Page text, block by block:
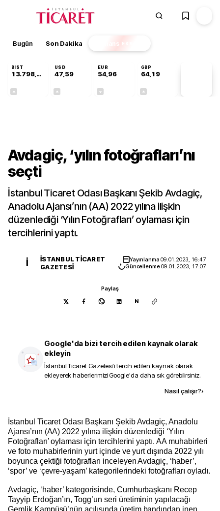
Bugün Son Dakika Finans EKSTRA
BIST
13.798,82
USD
47,59
EUR
54,96
GBP
64,19
Avdagiç, ‘yılın fotoğrafları’nı
seçti
İstanbul Ticaret Odası Başkanı Şekib Avdagiç,
Anadolu Ajansı’nın (AA) 2022 yılına ilişkin
düzenlediği ‘Yılın Fotoğrafları’ oylaması için
tercihlerini yaptı.
İ
İSTANBUL TICARET
GAZETESI
Yayınlanma09.01.2023, 16:47
Güncellenme09.01.2023, 17:07
Paylaş
N
Google'da bizi tercih edilen kaynak olarak
ekleyin
İstanbul Ticaret Gazetesi'i tercih edilen kaynak olarak
ekleyerek haberlerimizi Google'da daha sık görebilirsiniz.
Nasıl çalışır?›
Ajansı’nın (AA) 2022 yılına ilişkin düzenlediği ‘Yılın
Fotoğrafları’ oylaması için tercihlerini yaptı. AA muhabirleri
ve foto muhabirlerinin yurt içinde ve yurt dışında 2022 yılı
boyunca çektiği fotoğrafları inceleyen Avdagiç, ‘haber’,
‘spor’ ve ‘çevre-yaşam’ kategorilerindeki fotoğrafları oyladı.
Avdagiç, ‘haber’ kategorisinde, Cumhurbaşkanı Recep
Tayyip Erdoğan’ın, Togg’un seri üretiminin yapılacağı
Gemlik Kampüsü’nün açılışında üretim bandından inen